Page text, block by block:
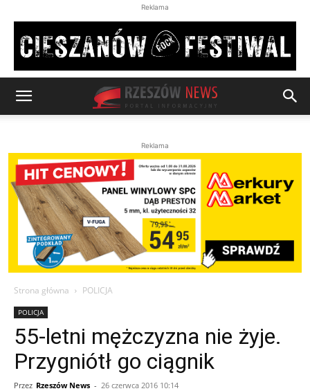
Reklama
Reklama
Strona główna POLICJA
POLICJA
55-letni mężczyzna nie żyje.
Przygniótł go ciągnik
Przez Rzeszów News - 26 czerwca 2016 10:14